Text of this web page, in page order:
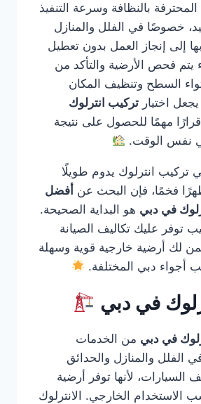
بالنظافة وسرعة التنفيذ
خصوصًا في الفلل والمنازل
إلى إنجاز العمل بدون تعطيل
يتم فحص الأرضية والتأكد من
السطح وتنظيف المكان
اختيار تركيب انترلوك
قرارًا مهمًا للحصول على نتيجة
نفس الوقت.
تركيب انترلوك يدوم طويلًا
فخمًا، فإن البحث عن أفضل
في دبي هو البداية الصحيحة.
توفر عليك تكاليف الصيانة
لك أرضية خارجية قوية وسهلة
أجواء دبي المختلفة.
في دبي
في دبي من الخدمات
الفلل والمنازل والحدائق
السيارات، لأنها توفر أرضية
الاستخدام الخارجي. الانترلوك